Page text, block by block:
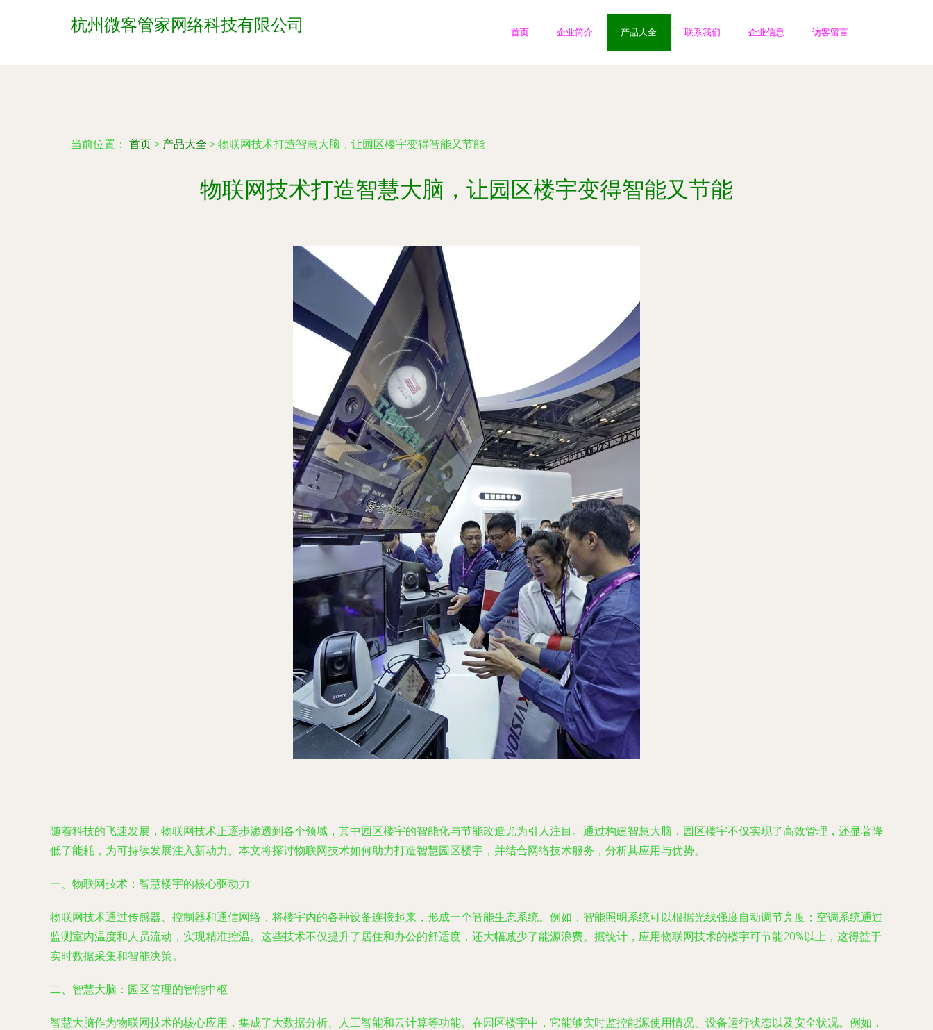
杭州微客管家网络科技有限公司 首页 企业简介 产品大全 联系我们 企业信息 访客留言
当前位置： 首页 > 产品大全 > 物联网技术打造智慧大脑，让园区楼宇变得智能又节能
物联网技术打造智慧大脑，让园区楼宇变得智能又节能
随着科技的飞速发展，物联网技术正逐步渗透到各个领域，其中园区楼宇的智能化与节能改造尤为引人注目。通过构建智慧大脑，园区楼宇不仅实现了高效管理，还显著降
低了能耗，为可持续发展注入新动力。本文将探讨物联网技术如何助力打造智慧园区楼宇，并结合网络技术服务，分析其应用与优势。
一、物联网技术：智慧楼宇的核心驱动力
物联网技术通过传感器、控制器和通信网络，将楼宇内的各种设备连接起来，形成一个智能生态系统。例如，智能照明系统可以根据光线强度自动调节亮度；空调系统通过
监测室内温度和人员流动，实现精准控温。这些技术不仅提升了居住和办公的舒适度，还大幅减少了能源浪费。据统计，应用物联网技术的楼宇可节能20%以上，这得益于
实时数据采集和智能决策。
二、智慧大脑：园区管理的智能中枢
智慧大脑作为物联网技术的核心应用，集成了大数据分析、人工智能和云计算等功能。在园区楼宇中，它能够实时监控能源使用情况、设备运行状态以及安全状况。例如，